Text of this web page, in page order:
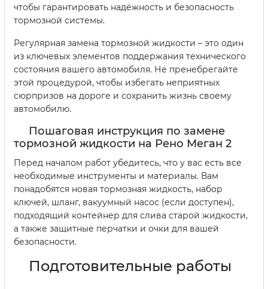
чтобы гарантировать надёжность и безопасность
тормозной системы.
Регулярная замена тормозной жидкости – это один
из ключевых элементов поддержания технического
состояния вашего автомобиля. Не пренебрегайте
этой процедурой, чтобы избегать неприятных
сюрпризов на дороге и сохранить жизнь своему
автомобилю.
Пошаговая инструкция по замене
тормозной жидкости на Рено Меган 2
Перед началом работ убедитесь, что у вас есть все
необходимые инструменты и материалы. Вам
понадобятся новая тормозная жидкость, набор
ключей, шланг, вакуумный насос (если доступен),
подходящий контейнер для слива старой жидкости,
а также защитные перчатки и очки для вашей
безопасности.
Подготовительные работы